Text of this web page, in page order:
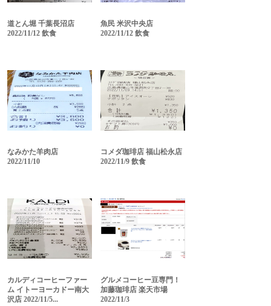
道とん堀 千葉長沼店
2022/11/12 飲食
魚民 米沢中央店
2022/11/12 飲食
なみかた羊肉店
2022/11/10
コメダ珈琲店 福山松永店
2022/11/9 飲食
カルディコーヒーファー
ム イトーヨーカドー南大
沢店 2022/11/5...
グルメコーヒー豆専門！
加藤珈琲店 楽天市場
2022/11/3